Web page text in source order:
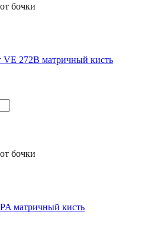
бочки
VE 272B матричный кисть
бочки
матричный кисть